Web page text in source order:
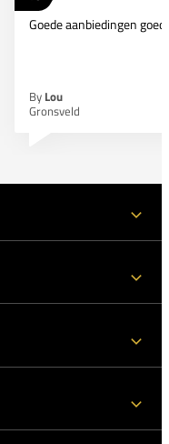
Goede aanbiedingen
By Lou
Gronsveld